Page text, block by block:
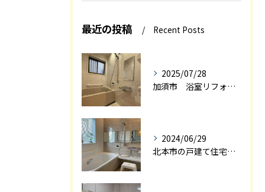
最近の投稿 Recent Posts
2025/07/28
加須市 浴室リフォーム
2024/06/29
北本市の戸建て住宅の浴室リフォーム